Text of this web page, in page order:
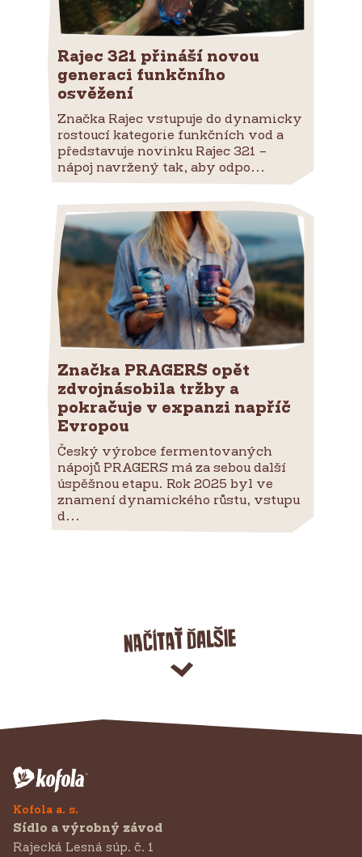
Rajec 321 přináší novou
generaci funkčního
osvěžení
Značka Rajec vstupuje do dynamicky
rostoucí kategorie funkčních vod a
představuje novinku Rajec 321 –
nápoj navržený tak, aby odpo...
Značka PRAGER´S opět
zdvojnásobila tržby a
pokračuje v expanzi napříč
Evropou
Český výrobce fermentovaných
nápojů PRAGER´S má za sebou další
úspěšnou etapu. Rok 2025 byl ve
znamení dynamického růstu, vstupu
d...
Načítať ďalšie
Kofola a. s.
Sídlo a výrobný závod
Rajecká Lesná súp. č. 1